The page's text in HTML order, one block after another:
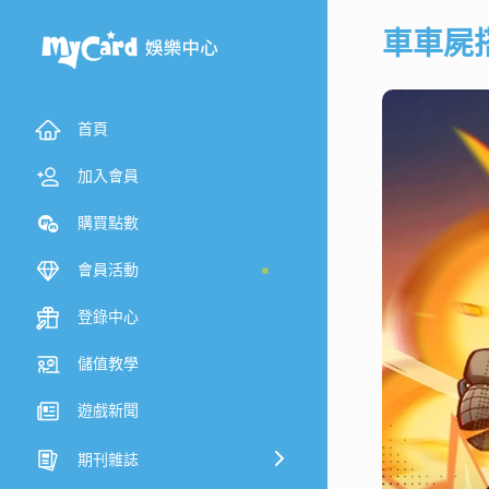
首頁
加入會員
購買點數
會員活動
登錄中心
儲值教學
遊戲新聞
期刊雜誌
車車屍